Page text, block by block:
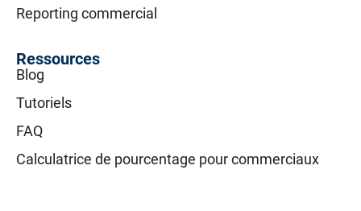
Reporting commercial
Ressources
Blog
Tutoriels
FAQ
Calculatrice de pourcentage pour commerciaux